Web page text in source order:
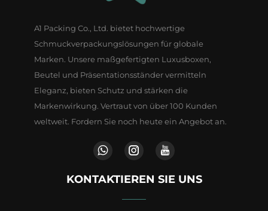
A1 Packing Co., Ltd. bietet hochwertige
Schmuckverpackungslösungen für globale
Marken. Unsere maßgefertigten Luxusboxen,
Beutel und Präsentationsständer vermitteln
Eleganz, bieten Schutz und stärken die
Markenwirkung. Vertraut von über 100 Kunden
weltweit. Fordern Sie noch heute ein Angebot an.
KONTAKTIEREN SIE UNS